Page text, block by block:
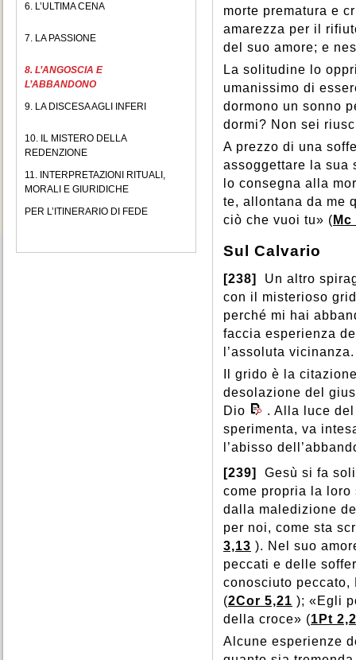
6. L’ULTIMA CENA
7. LA PASSIONE
8. L’ANGOSCIA E
L’ABBANDONO
9. LA DISCESA AGLI INFERI
10. IL MISTERO DELLA
REDENZIONE
11. INTERPRETAZIONI RITUALI,
MORALI E GIURIDICHE
PER L’ITINERARIO DI FEDE
morte prematura e
amarezza per il
del suo amore; e
La solitudine lo
umanissimo di
dormono un sonno
dormi? Non sei
A prezzo di una
assoggettare la sua
lo consegna alla
te, allontana da me
ciò che vuoi tu» ( Mc
Sul Calvario
[238]
Un altro
con il misterioso
perché mi hai
faccia esperienza
l’assoluta vicinanza.
Il grido è la
desolazione del
Dio
. Alla luce
sperimenta, va
l’abisso
[239]
Gesù si fa
come propria la
dalla maledizione
per noi, come sta
3,13 ). Nel suo
peccati e delle
conosciuto peccato,
(2Cor 5,21 ); «Egli
della croce» (1Pt
Alcune esperienze